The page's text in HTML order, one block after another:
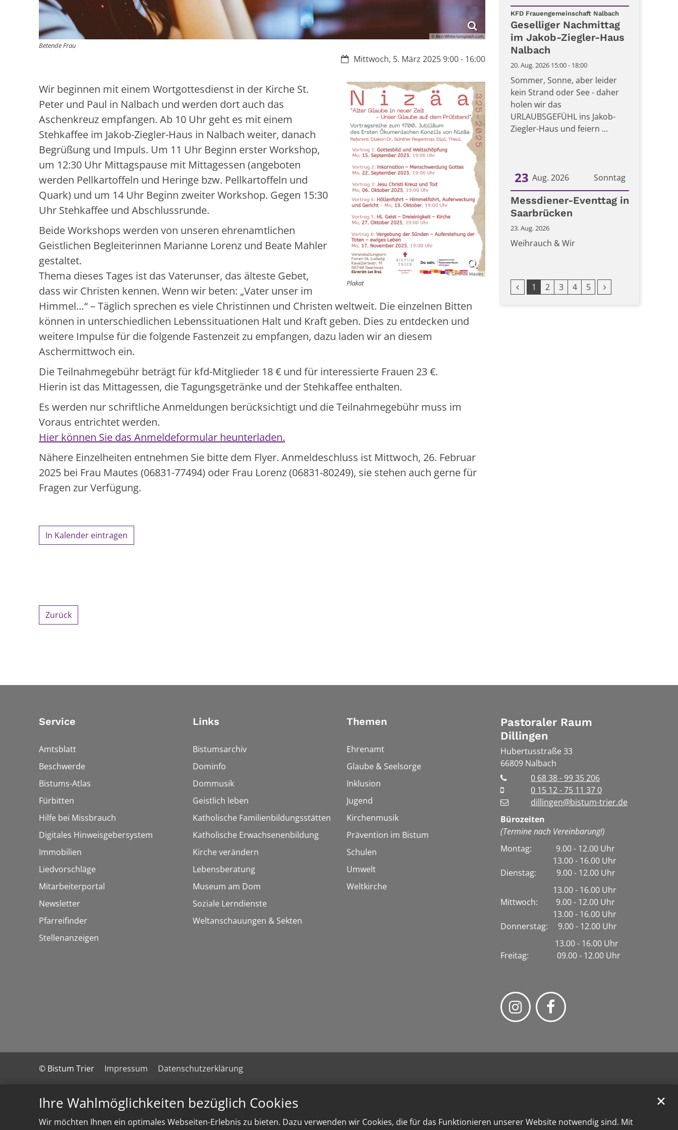
Ihre Wahlmöglichkeiten bezüglich Cookies
Wir möchten Ihnen ein optimales Webseiten-Erlebnis zu bieten. Dazu verwenden wir Cookies, die für das Funktionieren unserer Website notwendig sind. Mit
✕
© Ben White/unsplash.com
Betende Frau
Datum:Mittwoch, 5. März 2025 9:00 - 16:00
© Gerlinde Mautes
Plakat
Wir beginnen mit einem Wortgottesdienst in der Kirche St.
Peter und Paul in Nalbach und werden dort auch das
Aschenkreuz empfangen. Ab 10 Uhr geht es mit einem
Stehkaffee im Jakob-Ziegler-Haus in Nalbach weiter, danach
Begrüßung und Impuls. Um 11 Uhr Beginn erster Workshop,
um 12:30 Uhr Mittagspause mit Mittagessen (angeboten
werden Pellkartoffeln und Heringe bzw. Pellkartoffeln und
Quark) und um 14 Uhr Beginn zweiter Workshop. Gegen 15:30
Uhr Stehkaffee und Abschlussrunde.
Beide Workshops werden von unseren ehrenamtlichen
Geistlichen Begleiterinnen Marianne Lorenz und Beate Mahler
gestaltet.
Thema dieses Tages ist das Vaterunser, das älteste Gebet,
dass wir Christen kennen. Wenn wir beten: „Vater unser im
Himmel…“ – Täglich sprechen es viele Christinnen und Christen weltweit. Die einzelnen Bitten
können in unterschiedlichen Lebenssituationen Halt und Kraft geben. Dies zu entdecken und
weitere Impulse für die folgende Fastenzeit zu empfangen, dazu laden wir an diesem
Aschermittwoch ein.
Die Teilnahmegebühr beträgt für kfd-Mitglieder 18 € und für interessierte Frauen 23 €.
Hierin ist das Mittagessen, die Tagungsgetränke und der Stehkaffee enthalten.
Es werden nur schriftliche Anmeldungen berücksichtigt und die Teilnahmegebühr muss im
Voraus entrichtet werden.
Hier können Sie das Anmeldeformular heunterladen.
Nähere Einzelheiten entnehmen Sie bitte dem Flyer. Anmeldeschluss ist Mittwoch, 26. Februar
2025 bei Frau Mautes (06831-77494) oder Frau Lorenz (06831-80249), sie stehen auch gerne für
Fragen zur Verfügung.
In Kalender eintragen
Datum: 20. August 2026
KFD Frauengemeinschaft Nalbach:
Geselliger Nachmittag
im Jakob-Ziegler-Haus
Nalbach
20. Aug. 2026 15:00 - 18:00
Sommer, Sonne, aber leider
kein Strand oder See - daher
holen wir das
URLAUBSGEFÜHL ins Jakob-
Ziegler-Haus und feiern ...
Sonntag
23 Aug. 2026
Datum: 23. August 2026
Messdiener-Eventtag in
Saarbrücken
23. Aug. 2026
Weihrauch & Wir
Vorherige Seite
1 2 3 4 5 Nächste Seite
Zurück
Service
Amtsblatt
Beschwerde
Bistums-Atlas
Fürbitten
Hilfe bei Missbrauch
Digitales Hinweisgebersystem
Immobilien
Liedvorschläge
Mitarbeiterportal
Newsletter
Pfarreifinder
Stellenanzeigen
Links
Bistumsarchiv
Dominfo
Dommusik
Geistlich leben
Katholische Familienbildungsstätten
Katholische Erwachsenenbildung
Kirche verändern
Lebensberatung
Museum am Dom
Soziale Lerndienste
Weltanschauungen & Sekten
Themen
Ehrenamt
Glaube & Seelsorge
Inklusion
Jugend
Kirchenmusik
Prävention im Bistum
Schulen
Umwelt
Weltkirche
Pastoraler Raum
Dillingen
Hubertusstraße 33
66809 Nalbach
0 68 38 - 99 35 206
0 15 12 - 75 11 37 0
dillingen@bistum-trier.de
Bürozeiten
(Termine nach Vereinbarung!)
Montag: 9.00 - 12.00 Uhr
13.00 - 16.00 Uhr
Dienstag:
9.00 - 12.00 Uhr
13.00 - 16.00 Uhr
Mittwoch: 9.00 - 12.00 Uhr
13.00 - 16.00 Uhr
Donnerstag: 9.00 - 12.00 Uhr
13.00 - 16.00 Uhr
Freitag: 09.00 - 12.00 Uhr
© Bistum Trier Impressum Datenschutzerklärung